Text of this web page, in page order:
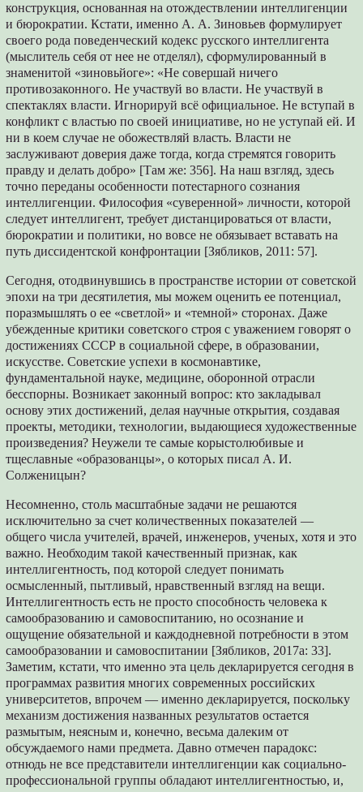
конструкция, основанная на отождествлении интеллигенции
и бюрократии. Кстати, именно А. А. Зиновьев формулирует
своего рода поведенческий кодекс русского интеллигента
(мыслитель себя от нее не отделял), сформулированный в
знаменитой «зиновьйоге»: «Не совершай ничего
противозаконного. Не участвуй во власти. Не участвуй в
спектаклях власти. Игнорируй всё официальное. Не вступай в
конфликт с властью по своей инициативе, но не уступай ей. И
ни в коем случае не обожествляй власть. Власти не
заслуживают доверия даже тогда, когда стремятся говорить
правду и делать добро» [Там же: 356]. На наш взгляд, здесь
точно переданы особенности потестарного сознания
интеллигенции. Философия «суверенной» личности, которой
следует интеллигент, требует дистанцироваться от власти,
бюрократии и политики, но вовсе не обязывает вставать на
путь диссидентской конфронтации [Зябликов, 2011: 57].
Сегодня, отодвинувшись в пространстве истории от советской
эпохи на три десятилетия, мы можем оценить ее потенциал,
поразмышлять о ее «светлой» и «темной» сторонах. Даже
убежденные критики советского строя с уважением говорят о
достижениях СССР в социальной сфере, в образовании,
искусстве. Советские успехи в космонавтике,
фундаментальной науке, медицине, оборонной отрасли
бесспорны. Возникает законный вопрос: кто закладывал
основу этих достижений, делая научные открытия, создавая
проекты, методики, технологии, выдающиеся художественные
произведения? Неужели те самые корыстолюбивые и
тщеславные «образованцы», о которых писал А. И.
Солженицын?
Несомненно, столь масштабные задачи не решаются
исключительно за счет количественных показателей —
общего числа учителей, врачей, инженеров, ученых, хотя и это
важно. Необходим такой качественный признак, как
интеллигентность, под которой следует понимать
осмысленный, пытливый, нравственный взгляд на вещи.
Интеллигентность есть не просто способность человека к
самообразованию и самовоспитанию, но осознание и
ощущение обязательной и каждодневной потребности в этом
самообразовании и самовоспитании [Зябликов, 2017а: 33].
Заметим, кстати, что именно эта цель декларируется сегодня в
программах развития многих современных российских
университетов, впрочем — именно декларируется, поскольку
механизм достижения названных результатов остается
размытым, неясным и, конечно, весьма далеким от
обсуждаемого нами предмета. Давно отмечен парадокс:
отнюдь не все представители интеллигенции как социально-
профессиональной группы обладают интеллигентностью, и,